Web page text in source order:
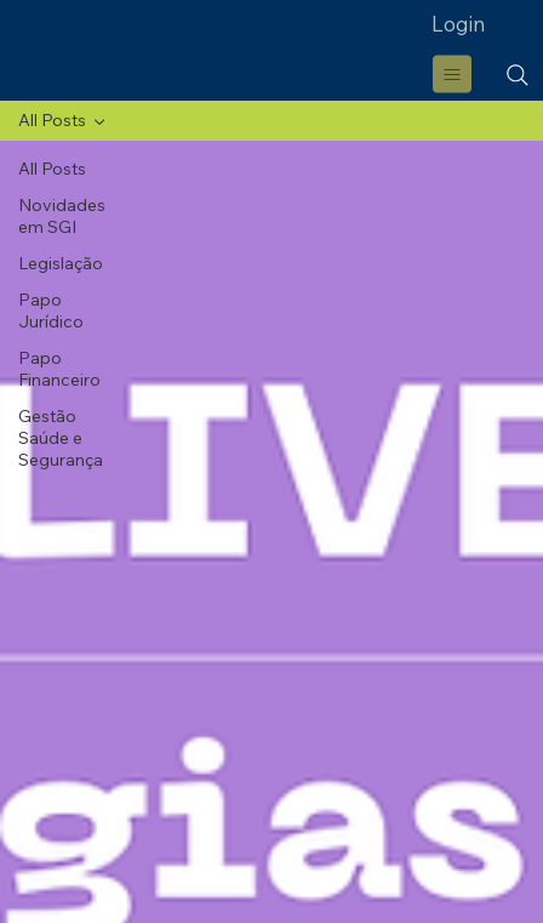
Login
All Posts
Novidades
em SGI
Legislação
Papo
Jurídico
Papo
Financeiro
Gestão
Saúde e
Segurança
All Posts